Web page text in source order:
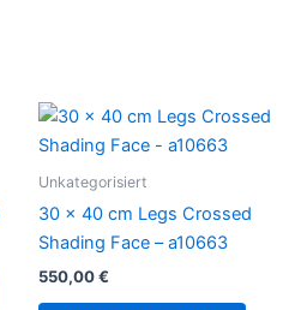
Unkategorisiert
30 x 40 cm Legs Crossed
Shading Face – a10663
550,00€